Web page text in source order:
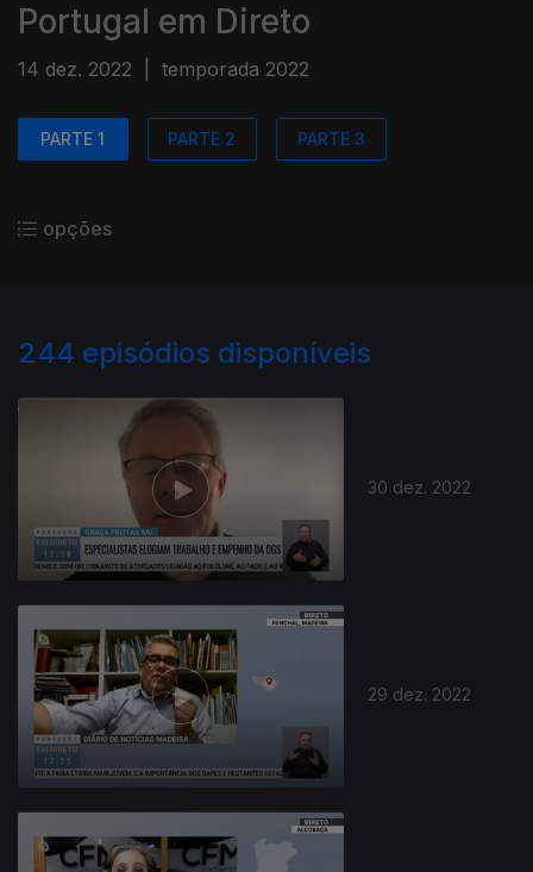
Portugal em Direto
14 dez. 2022 temporada 2022
PARTE 1 PARTE 2 PARTE 3
opções
244 episódios disponíveis
30 dez. 2022
29 dez. 2022